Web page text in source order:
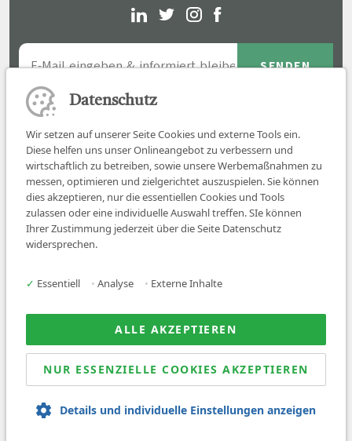
Job finden
Über uns
News
© 2026 Sanovetis. All rights reserved.
Datenschutz
Wir setzen auf unserer Seite Cookies und externe Tools ein.
Diese helfen uns unser Onlineangebot zu verbessern und
wirtschaftlich zu betreiben, sowie unsere Werbemaßnahmen zu
messen, optimieren und zielgerichtet auszuspielen. Sie können
dies akzeptieren, nur die essentiellen Cookies und Tools
zulassen oder eine individuelle Auswahl treffen. SIe können
Ihrer Zustimmung jederzeit über die Seite Datenschutz
widersprechen.
✓ Essentiell • Analyse • Externe Inhalte
ALLE AKZEPTIEREN
NUR ESSENZIELLE COOKIES AKZEPTIEREN
Details und individuelle Einstellungen anzeigen